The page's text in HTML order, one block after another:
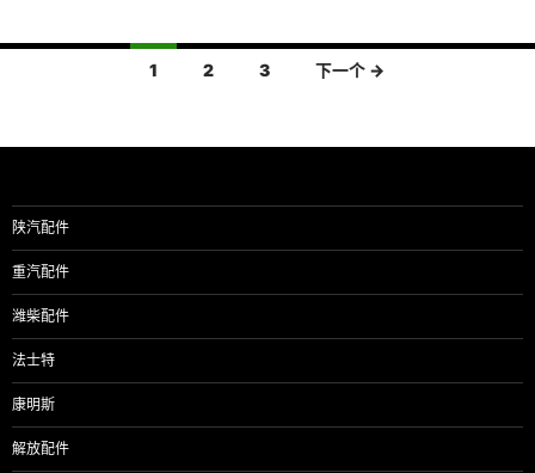
导
1 2 3 下一个 →
陕汽配件
重汽配件
潍柴配件
法士特
康明斯
解放配件